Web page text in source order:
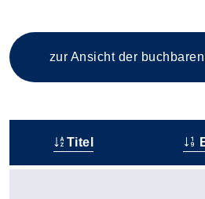
zur Ansicht der buchbaren
Titel